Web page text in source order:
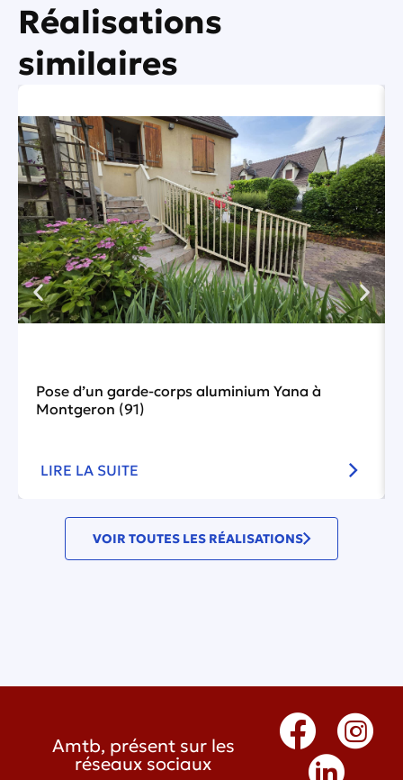
Réalisations
similaires
Pose d’un garde-corps aluminium Yana à
Montgeron (91)
LIRE LA SUITE
VOIR TOUTES LES RÉALISATIONS
Amtb, présent sur les
réseaux sociaux